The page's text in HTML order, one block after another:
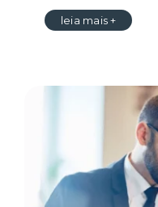
leia mais +